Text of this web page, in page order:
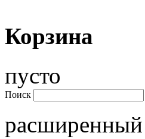
Корзина
пусто
Поиск